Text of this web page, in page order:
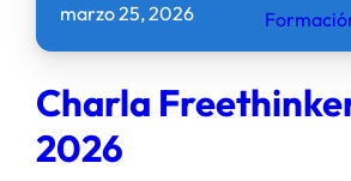
marzo 25, 2026
Charla
2026